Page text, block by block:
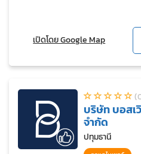
เปิดโดย Google Map
บริษัท บอสเ
จำกัด
ปทุมธานี